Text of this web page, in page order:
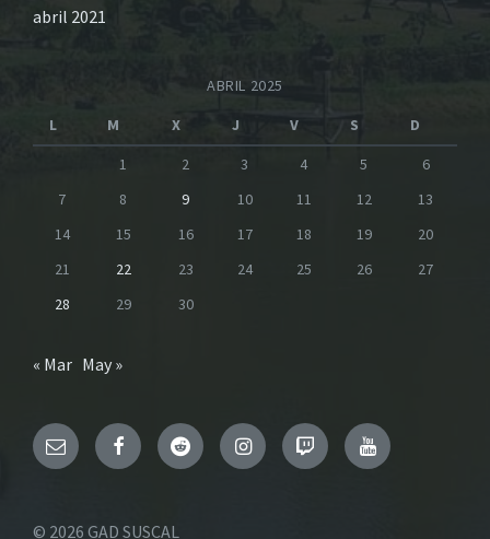
abril 2021
ABRIL 2025
L
M X J V S
D
1
2 3 4 5
6
7
8 9 10 11 12
13
14
15 16 17 18 19
20
21
22 23 24 25 26
27
28
29 30
« Mar May »
Email FacebookReddit InstagramTwitch YouTube
© 2026 GAD SUSCAL